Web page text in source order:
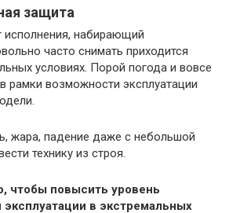
защита
набирающий
часто снимать приходится
условиях. Порой погода и вовсе
рамки возможности эксплуатации
жара, падение даже с небольшой
технику из строя.
чтобы повысить уровень
в экстремальных